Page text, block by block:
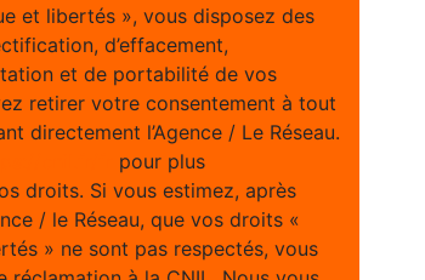
et libertés », vous disposez des
d’effacement,
et de portabilité de vos
retirer votre consentement à tout
directement l’Agence / Le Réseau.
pour plus
droits. Si vous estimez, après
/ le Réseau, que vos droits «
» ne sont pas respectés, vous